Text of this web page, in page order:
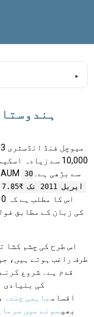
10,000 سے زیادہ
ہوئی ہے۔ ہندوستانی میوچل فنڈ انڈسٹری کی AUM سے بڑھی ہے۔30
اپریل 2011 تک ₹7.85 ٹریلین سے 30 اپریل 2021 تک ₹32.38 ٹریلین
اس طرح کی چشم کشا
طرف راغب ہوتے ہیں،
قدم ہے۔ شروع
اقسامباہمی چندہ
بھیسونے میں